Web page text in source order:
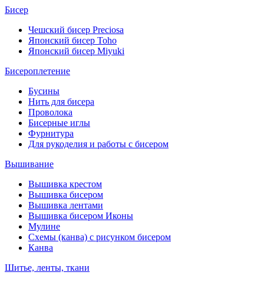
Бисер
Чешский бисер Preciosa
Японский бисер Toho
Японский бисер Miyuki
Бисероплетение
Бусины
Нить для бисера
Проволока
Бисерные иглы
Фурнитура
Для рукоделия и работы с бисером
Вышивание
Вышивка крестом
Вышивка бисером
Вышивка лентами
Вышивка бисером Иконы
Мулине
Схемы (канва) с рисунком бисером
Канва
Шитье, ленты, ткани